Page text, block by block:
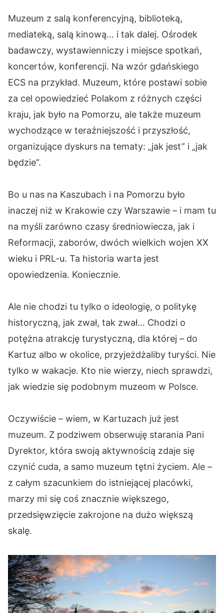
Muzeum z salą konferencyjną, biblioteką,
mediateką, salą kinową… i tak dalej. Ośrodek
badawczy, wystawienniczy i miejsce spotkań,
koncertów, konferencji. Na wzór gdańskiego
ECS na przykład. Muzeum, które postawi sobie
za cel opowiedzieć Polakom z różnych części
kraju, jak było na Pomorzu, ale także muzeum
wychodzące w teraźniejszość i przyszłość,
organizujące dyskurs na tematy: „jak jest” i „jak
będzie”.
Bo u nas na Kaszubach i na Pomorzu było
inaczej niż w Krakowie czy Warszawie – i mam tu
na myśli zarówno czasy średniowiecza, jak i
Reformacji, zaborów, dwóch wielkich wojen XX
wieku i PRL-u. Ta historia warta jest
opowiedzenia. Koniecznie.
Ale nie chodzi tu tylko o ideologię, o politykę
historyczną, jak zwał, tak zwał… Chodzi o
potężna atrakcję turystyczną, dla której – do
Kartuz albo w okolice, przyjeżdżaliby turyści. Nie
tylko w wakacje. Kto nie wierzy, niech sprawdzi,
jak wiedzie się podobnym muzeom w Polsce.
Oczywiście – wiem, w Kartuzach już jest
muzeum. Z podziwem obserwuję starania Pani
Dyrektor, która swoją aktywnością zdaje się
czynić cuda, a samo muzeum tętni życiem. Ale –
z całym szacunkiem do istniejącej placówki,
marzy mi się coś znacznie większego,
przedsięwzięcie zakrojone na dużo większą
skalę.